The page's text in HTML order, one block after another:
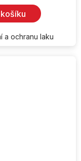
a ochranu laku